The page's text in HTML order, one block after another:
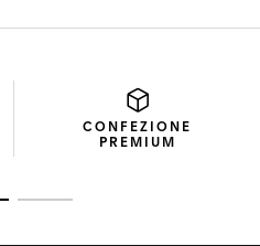
CONFEZIONE
PREMIUM